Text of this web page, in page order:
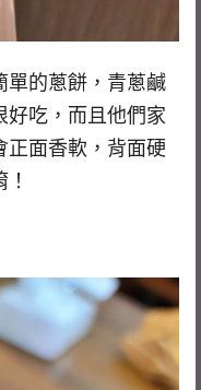
單的蔥餅，青蔥鹹
好吃，而且他們家
正面香軟，背面硬